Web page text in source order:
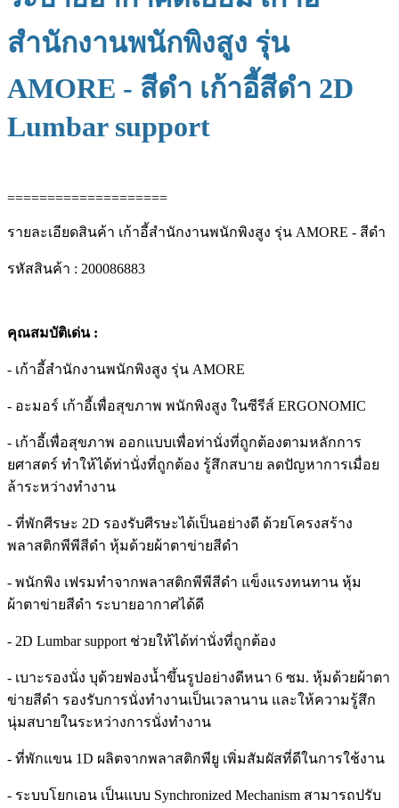
สำนักงานพนักพิงสูง รุ่น
AMORE - สีดำ เก้าอี้สีดำ 2D
Lumbar support
====================
รายละเอียดสินค้า เก้าอี้สำนักงานพนักพิงสูง รุ่น AMORE - สีดำ
รหัสสินค้า : 200086883
คุณสมบัติเด่น :
- เก้าอี้สำนักงานพนักพิงสูง รุ่น AMORE
- อะมอร์ เก้าอี้เพื่อสุขภาพ พนักพิงสูง ในซีรีส์ ERGONOMIC
- เก้าอี้เพื่อสุขภาพ ออกแบบเพื่อท่านั่งที่ถูกต้องตามหลักการ
ยศาสตร์ ทำให้ได้ท่านั่งที่ถูกต้อง รู้สึกสบาย ลดปัญหาการเมื่อย
ล้าระหว่างทำงาน
- ที่พักศีรษะ 2D รองรับศีรษะได้เป็นอย่างดี ด้วยโครงสร้าง
พลาสติกพีพีสีดำ หุ้มด้วยผ้าตาข่ายสีดำ
- พนักพิง เฟรมทำจากพลาสติกพีพีสีดำ แข็งแรงทนทาน หุ้ม
ผ้าตาข่ายสีดำ ระบายอากาศได้ดี
- 2D Lumbar support ช่วยให้ได้ท่านั่งที่ถูกต้อง
- เบาะรองนั่ง บุด้วยฟองน้ำขึ้นรูปอย่างดีหนา 6 ซม. หุ้มด้วยผ้าตา
ข่ายสีดำ รองรับการนั่งทำงานเป็นเวลานาน และให้ความรู้สึก
นุ่มสบายในระหว่างการนั่งทำงาน
- ที่พักแขน 1D ผลิตจากพลาสติกพียู เพิ่มสัมผัสที่ดีในการใช้งาน
- ระบบโยกเอน เป็นแบบ Synchronized Mechanism สามารถปรับ